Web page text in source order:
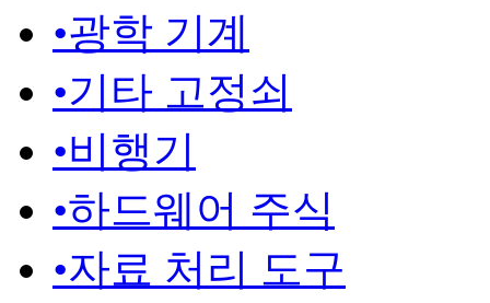
•광학 기계
•기타 고정쇠
•비행기
•하드웨어 주식
•자료 처리 도구